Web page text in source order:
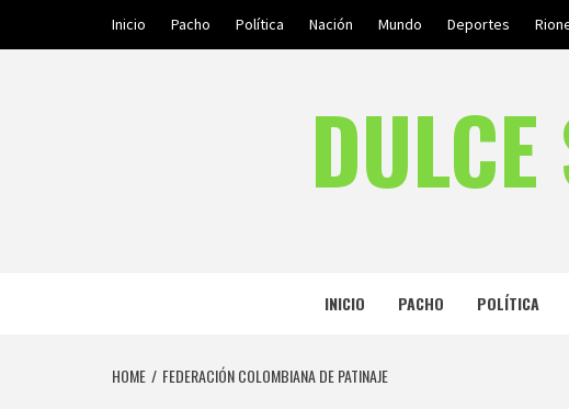
Inicio Pacho Política Nación Mundo Deportes
INICIO PACHO POLÍTICA
HOME FEDERACIÓN COLOMBIANA DE PATINAJE